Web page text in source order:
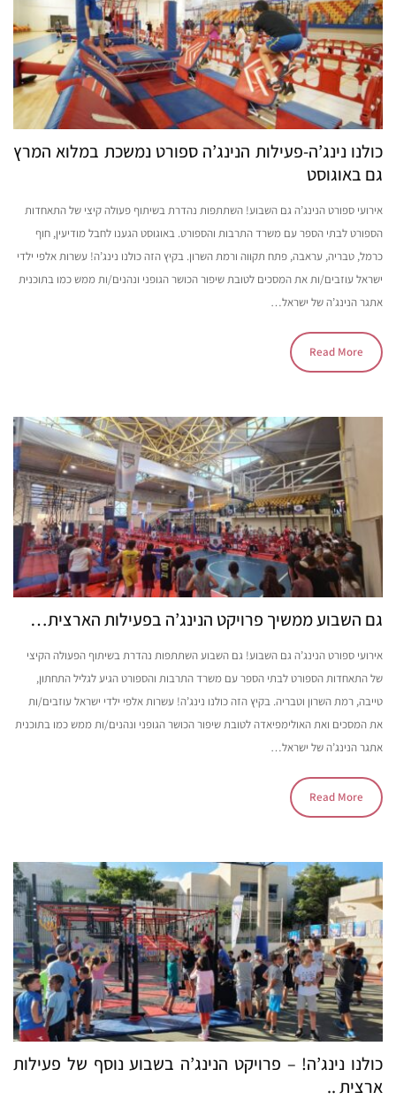
כולנו נינג’ה-פעילות הנינג’ה ספורט נמשכת במלוא המרץ
גם באוגוסט
אירועי ספורט הנינג’ה גם השבוע! השתתפות נהדרת בשיתוף פעולה קיצי של התאחדות
הספורט לבתי הספר עם משרד התרבות והספורט. באוגוסט הגענו לחבל מודיעין, חוף
כרמל, טבריה, עראבה, פתח תקווה ורמת השרון. בקיץ הזה כולנו נינג’ה! עשרות אלפי ילדי
ישראל עוזבים/ות את המסכים לטובת שיפור הכושר הגופני ונהנים/ות ממש כמו בתוכנית
אתגר הנינג’ה של ישראל…
Read More
גם השבוע ממשיך פרויקט הנינג’ה בפעילות הארצית…
אירועי ספורט הנינג’ה גם השבוע! גם השבוע השתתפות נהדרת בשיתוף הפעולה הקיצי
של התאחדות הספורט לבתי הספר עם משרד התרבות והספורט הגיע לגליל התחתון,
טייבה, רמת השרון וטבריה. בקיץ הזה כולנו נינג’ה! עשרות אלפי ילדי ישראל עוזבים/ות
את המסכים ואת האולימפיאדה לטובת שיפור הכושר הגופני ונהנים/ות ממש כמו בתוכנית
אתגר הנינג’ה של ישראל…
Read More
כולנו נינג’ה! – פרויקט הנינג’ה בשבוע נוסף של פעילות
ארצית ..